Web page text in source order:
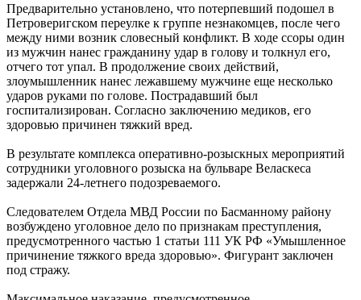
Предварительно установлено, что потерпевший подошел в
Петроверигском переулке к группе незнакомцев, после чего
между ними возник словесный конфликт. В ходе ссоры один
из мужчин нанес гражданину удар в голову и толкнул его,
отчего тот упал. В продолжение своих действий,
злоумышленник нанес лежавшему мужчине еще несколько
ударов руками по голове. Пострадавший был
госпитализирован. Согласно заключению медиков, его
здоровью причинен тяжкий вред.
В результате комплекса оперативно-розыскных мероприятий
сотрудники уголовного розыска на бульваре Веласкеса
задержали 24-летнего подозреваемого.
Следователем Отдела МВД России по Басманному району
возбуждено уголовное дело по признакам преступления,
предусмотренного частью 1 статьи 111 УК РФ «Умышленное
причинение тяжкого вреда здоровью». Фигурант заключен
под стражу.